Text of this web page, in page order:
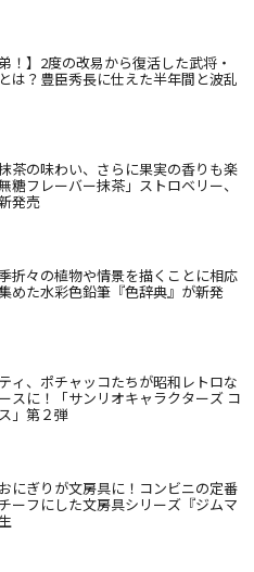
！】2度の改易から復活した武将・
は？豊臣秀長に仕えた半年間と波乱
茶の味わい、さらに果実の香りも楽
糖フレーバー抹茶」ストロベリー、
発売
折々の植物や情景を描くことに相応
めた水彩色鉛筆『色辞典』が新発
ィ、ポチャッコたちが昭和レトロな
スに！「サンリオキャラクターズ コ
」第２弾
にぎりが文房具に！コンビニの定番
ーフにした文房具シリーズ『ジムマ